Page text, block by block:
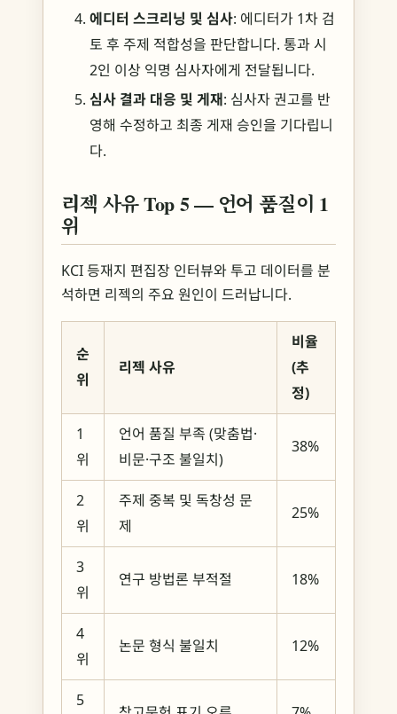
에디터 스크리닝 및 심사: 에디터가 1차 검
토 후 주제 적합성을 판단합니다. 통과 시
2인 이상 익명 심사자에게 전달됩니다.
심사 결과 대응 및 게재: 심사자 권고를 반
영해 수정하고 최종 게재 승인을 기다립니
다.
리젝 사유 Top 5 — 언어 품질이 1
위
KCI 등재지 편집장 인터뷰와 투고 데이터를 분
석하면 리젝의 주요 원인이 드러납니다.
순
위
리젝 사유
비율
(추
정)
1
위
언어 품질 부족 (맞춤법·
비문·구조 불일치)
38%
2
위
주제 중복 및 독창성 문
제
25%
3
위
연구 방법론 부적절 18%
4
위
논문 형식 불일치 12%
5